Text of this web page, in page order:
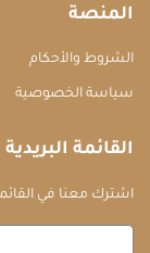
المنصة
الشروط والأحكام
سياسة الخصوصية
القائمة البريدية
اشترك معنا في القائمة